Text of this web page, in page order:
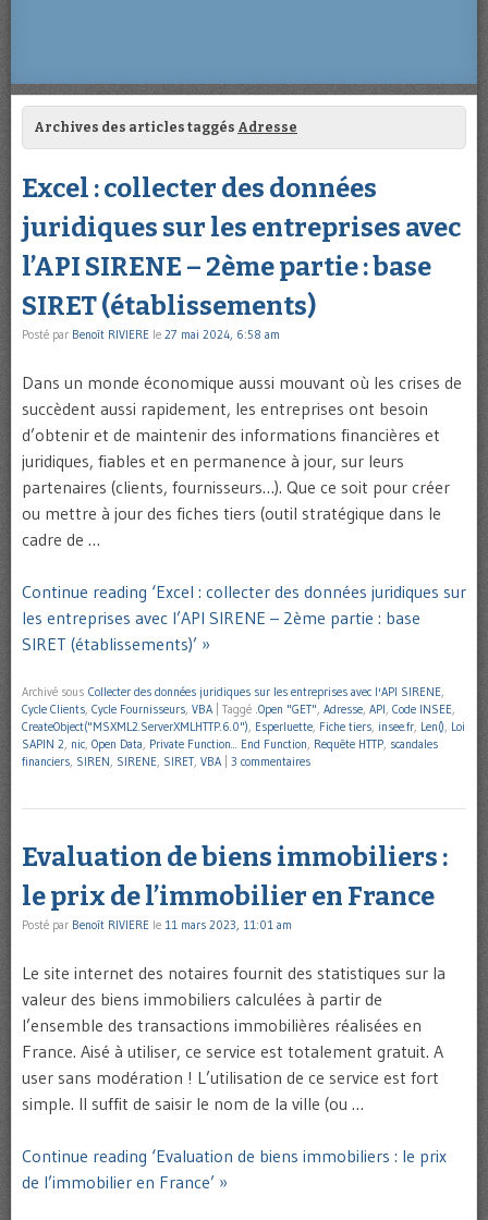
Archives des articles taggés Adresse
Excel : collecter des données
juridiques sur les entreprises avec
l’API SIRENE – 2ème partie : base
SIRET (établissements)
Posté par Benoît RIVIERE le 27 mai 2024, 6:58 am
Dans un monde économique aussi mouvant où les crises de
succèdent aussi rapidement, les entreprises ont besoin
d’obtenir et de maintenir des informations financières et
juridiques, fiables et en permanence à jour, sur leurs
partenaires (clients, fournisseurs…). Que ce soit pour créer
ou mettre à jour des fiches tiers (outil stratégique dans le
cadre de …
Continue reading ‘Excel : collecter des données juridiques sur
les entreprises avec l’API SIRENE – 2ème partie : base
SIRET (établissements)’ »
Archivé sous Collecter des données juridiques sur les entreprises avec l'API SIRENE,
Cycle Clients, Cycle Fournisseurs, VBA Taggé .Open "GET", Adresse, API, Code INSEE,
CreateObject("MSXML2.ServerXMLHTTP.6.0"), Esperluette, Fiche tiers, insee.fr, Len(), Loi
SAPIN 2, nic, Open Data, Private Function... End Function, Requête HTTP, scandales
financiers, SIREN, SIRENE, SIRET, VBA 3 commentaires
Evaluation de biens immobiliers :
le prix de l’immobilier en France
Posté par Benoît RIVIERE le 11 mars 2023, 11:01 am
Le site internet des notaires fournit des statistiques sur la
valeur des biens immobiliers calculées à partir de
l’ensemble des transactions immobilières réalisées en
France. Aisé à utiliser, ce service est totalement gratuit. A
user sans modération ! L’utilisation de ce service est fort
simple. Il suffit de saisir le nom de la ville (ou …
Continue reading ‘Evaluation de biens immobiliers : le prix
de l’immobilier en France’ »